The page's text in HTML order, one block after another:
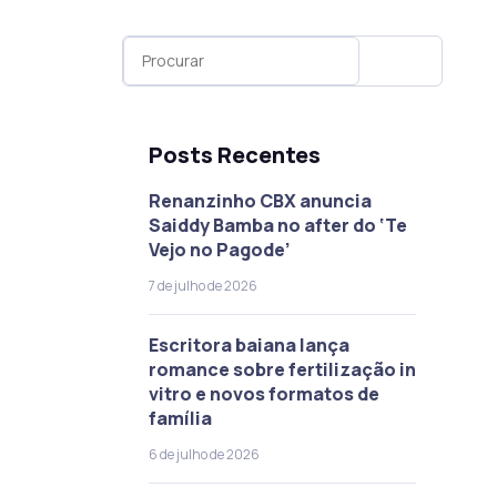
Posts Recentes
Renanzinho CBX anuncia
Saiddy Bamba no after do ‘Te
Vejo no Pagode’
7 de julho de 2026
Escritora baiana lança
romance sobre fertilização in
vitro e novos formatos de
família
6 de julho de 2026